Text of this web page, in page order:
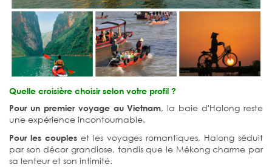
Quelle croisière choisir selon votre profil ?
Pour un premier voyage au Vietnam, la baie d'Halong reste
une expérience incontournable.
Pour les couples et les voyages romantiques, Halong séduit
par son décor grandiose, tandis que le Mékong charme par
sa lenteur et son intimité.